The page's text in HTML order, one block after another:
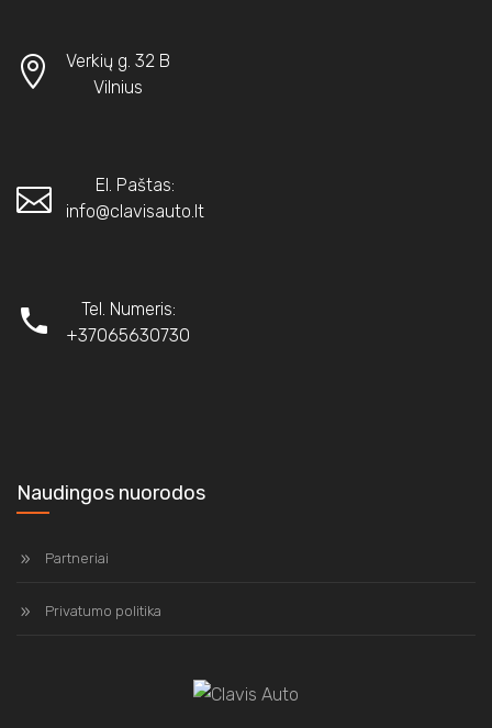
Verkių g. 32 B
Vilnius
El. Paštas:
info@clavisauto.lt
Tel. Numeris:
+37065630730
Naudingos nuorodos
Partneriai
Privatumo politika